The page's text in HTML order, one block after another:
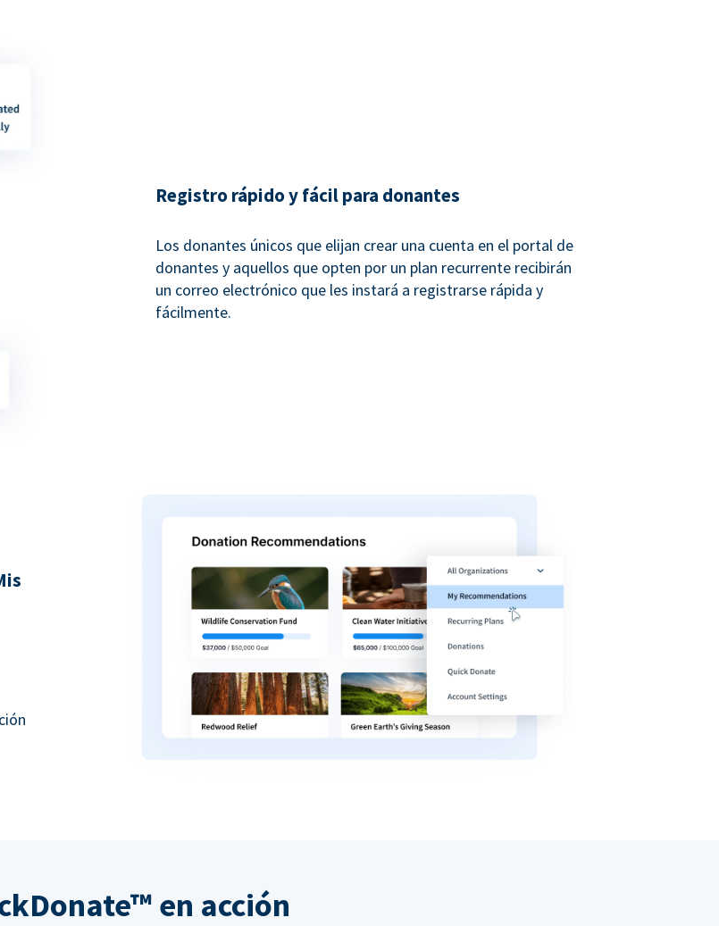
Registro rápido y fácil para donantes
Los donantes únicos que elijan crear una cuenta en el portal de
donantes y aquellos que opten por un plan recurrente recibirán
un correo electrónico que les instará a registrarse rápida y
fácilmente.
en acción